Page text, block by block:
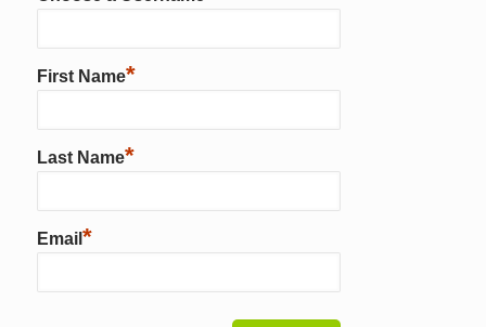
First Name*
Last Name*
Email *